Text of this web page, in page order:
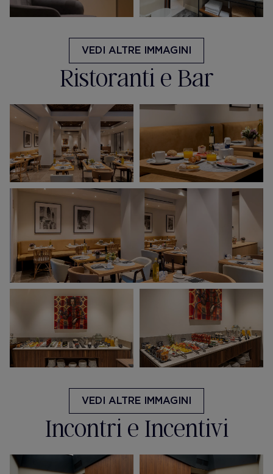
VEDI ALTRE IMMAGINI
Ristoranti e Bar
VEDI ALTRE IMMAGINI
Incontri e Incentivi